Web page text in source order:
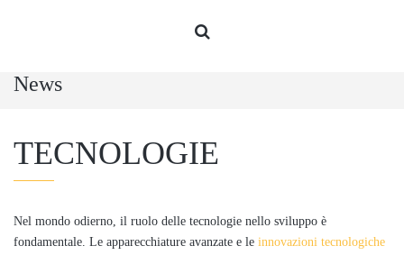
News
TECNOLOGIE
Nel mondo odierno, il ruolo delle tecnologie nello sviluppo è
fondamentale. Le apparecchiature avanzate e le innovazioni tecnologiche